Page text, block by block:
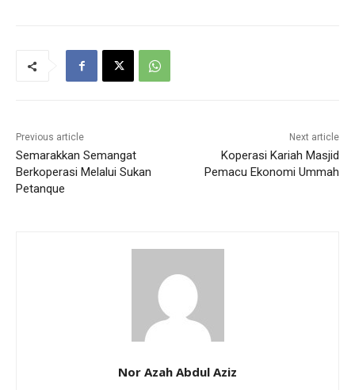
Previous article
Semarakkan Semangat
Berkoperasi Melalui Sukan
Petanque
Next article
Koperasi Kariah Masjid
Pemacu Ekonomi Ummah
Nor Azah Abdul Aziz